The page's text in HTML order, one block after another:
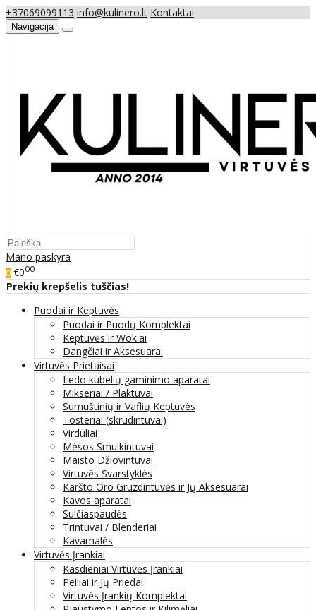
+37069099113 info@kulinero.lt Kontaktai
Navigacija
Mano paskyra
0 €000
Prekių krepšelis tuščias!
Puodai ir Keptuvės
Puodai ir Puodų Komplektai
Keptuvės ir Wok'ai
Dangčiai ir Aksesuarai
Virtuvės Prietaisai
Ledo kubelių gaminimo aparatai
Mikseriai / Plaktuvai
Sumuštinių ir Vaflių Keptuvės
Tosteriai (skrudintuvai)
Virduliai
Mėsos Smulkintuvai
Maisto Džiovintuvai
Virtuvės Svarstyklės
Karšto Oro Gruzdintuvės ir Jų Aksesuarai
Kavos aparatai
Sulčiaspaudės
Trintuvai / Blenderiai
Kavamalės
Virtuvės Įrankiai
Kasdieniai Virtuvės Įrankiai
Peiliai ir Jų Priedai
Virtuvės Įrankių Komplektai